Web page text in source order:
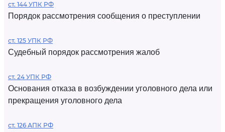
ст. 144 УПК РФ
Порядок рассмотрения сообщения о преступлении
ст. 125 УПК РФ
Судебный порядок рассмотрения жалоб
ст. 24 УПК РФ
Основания отказа в возбуждении уголовного дела или
прекращения уголовного дела
ст. 126 АПК РФ